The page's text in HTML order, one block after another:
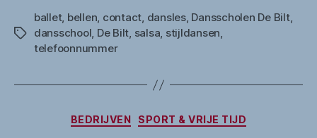
Tags
ballet, bellen, contact, dansles, Dansscholen De Bilt,
dansschool, De Bilt, salsa, stijldansen,
telefoonnummer
Categorieën
BEDRIJVEN SPORT & VRIJE TIJD